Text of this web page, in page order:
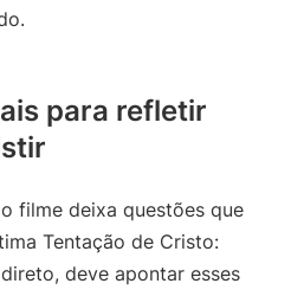
para refletir
filme deixa questões que
Tentação de Cristo:
deve apontar esses